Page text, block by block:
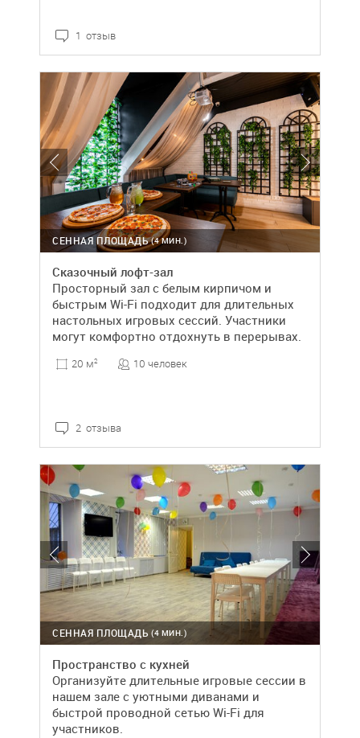
1 отзыв
(4 МИН.)
СЕННАЯ ПЛОЩАДЬ
Сказочный лофт-зал
Просторный зал с белым кирпичом и
быстрым Wi-Fi подходит для длительных
настольных игровых сессий. Участники
могут комфортно отдохнуть в перерывах.
20 м2 10 человек
2 отзыва
(4 МИН.)
СЕННАЯ ПЛОЩАДЬ
Пространство с кухней
Организуйте длительные игровые сессии в
нашем зале с уютными диванами и
быстрoй проводной сетью Wi-Fi для
участников.